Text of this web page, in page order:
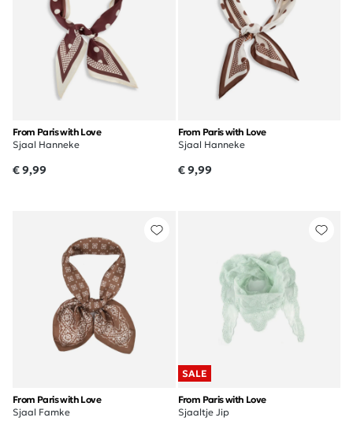
From Paris with Love
Sjaal Hanneke
€ 9,99
From Paris with Love
Sjaal Hanneke
€ 9,99
From Paris with Love
Sjaal Famke
SALE
From Paris with Love
Sjaaltje Jip